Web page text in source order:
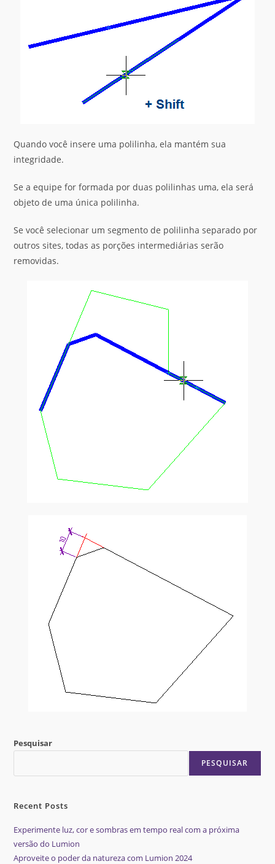
Quando você insere uma polilinha, ela mantém sua
integridade.
Se a equipe for formada por duas polilinhas uma, ela será
objeto de uma única polilinha.
Se você selecionar um segmento de polilinha separado por
outros sites, todas as porções intermediárias serão
removidas.
Pesquisar
PESQUISAR
Recent Posts
Experimente luz, cor e sombras em tempo real com a próxima
versão do Lumion
Aproveite o poder da natureza com Lumion 2024